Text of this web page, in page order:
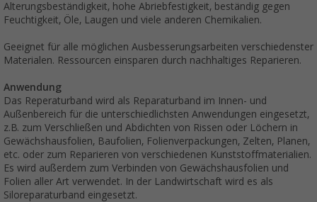
Alterungsbeständigkeit, hohe Abriebfestigkeit, beständig gegen
Feuchtigkeit, Öle, Laugen und viele anderen Chemikalien.
Geeignet für alle möglichen Ausbesserungsarbeiten verschiedenster
Materialen. Ressourcen einsparen durch nachhaltiges Reparieren.
Anwendung
Das Reperaturband wird als Reparaturband im Innen- und
Außenbereich für die unterschiedlichsten Anwendungen eingesetzt,
z.B. zum Verschließen und Abdichten von Rissen oder Löchern in
Gewächshausfolien, Baufolien, Folienverpackungen, Zelten, Planen,
etc. oder zum Reparieren von verschiedenen Kunststoffmaterialien.
Es wird außerdem zum Verbinden von Gewächshausfolien und
Folien aller Art verwendet. In der Landwirtschaft wird es als
Siloreparaturband eingesetzt.